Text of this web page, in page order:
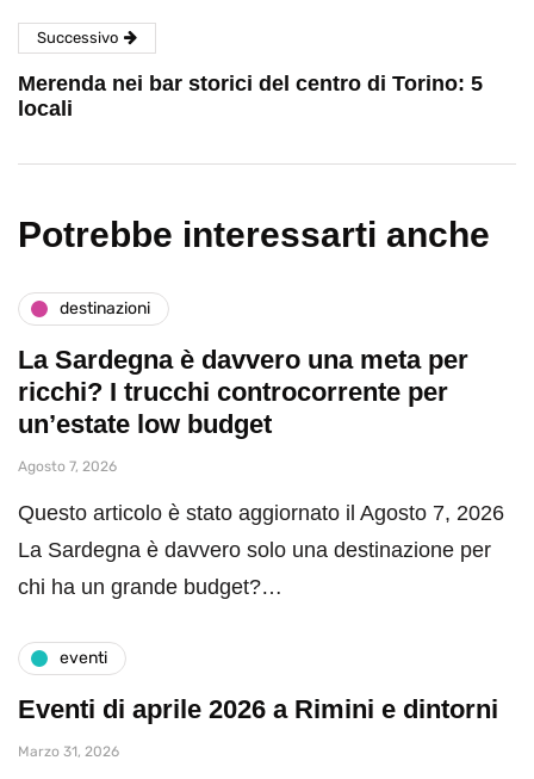
Successivo
Merenda nei bar storici del centro di Torino: 5
locali
Potrebbe interessarti anche
destinazioni
La Sardegna è davvero una meta per
ricchi? I trucchi controcorrente per
un’estate low budget
Agosto 7, 2026
Questo articolo è stato aggiornato il Agosto 7, 2026
La Sardegna è davvero solo una destinazione per
chi ha un grande budget?…
eventi
Eventi di aprile 2026 a Rimini e dintorni
Marzo 31, 2026